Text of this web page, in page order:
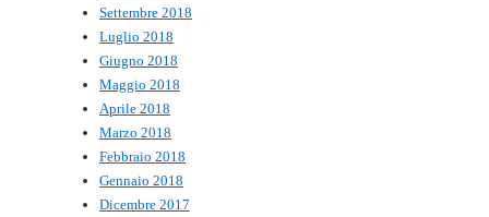
Settembre 2018
Luglio 2018
Giugno 2018
Maggio 2018
Aprile 2018
Marzo 2018
Febbraio 2018
Gennaio 2018
Dicembre 2017